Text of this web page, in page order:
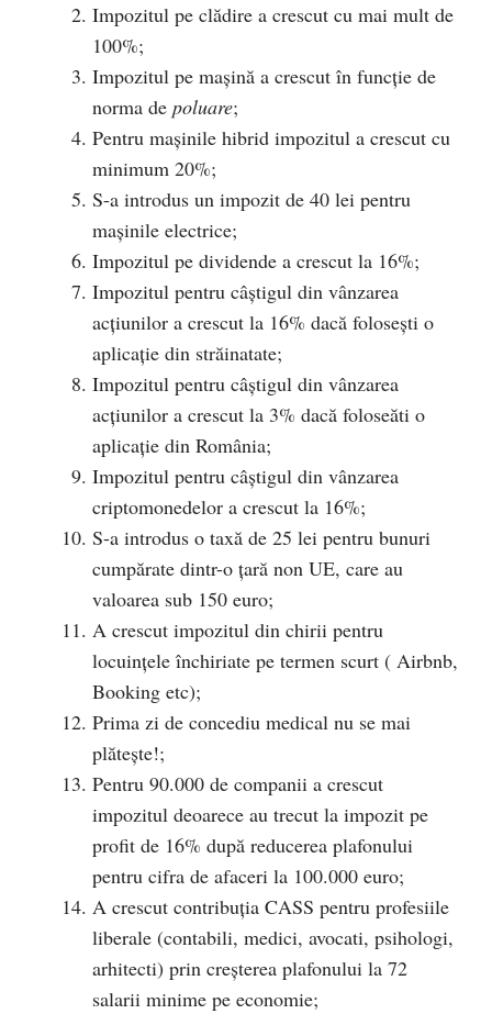
Impozitul pe clădire a crescut cu mai mult de
100%;
Impozitul pe mașină a crescut în funcție de
norma de poluare;
Pentru mașinile hibrid impozitul a crescut cu
minimum 20%;
S-a introdus un impozit de 40 lei pentru
mașinile electrice;
Impozitul pe dividende a crescut la 16%;
Impozitul pentru câștigul din vânzarea
acțiunilor a crescut la 16% dacă folosești o
aplicație din străinatate;
Impozitul pentru câștigul din vânzarea
acțiunilor a crescut la 3% dacă foloseăti o
aplicație din România;
Impozitul pentru câștigul din vânzarea
criptomonedelor a crescut la 16%;
S-a introdus o taxă de 25 lei pentru bunuri
cumpărate dintr-o țară non UE, care au
valoarea sub 150 euro;
A crescut impozitul din chirii pentru
locuințele închiriate pe termen scurt ( Airbnb,
Booking etc);
Prima zi de concediu medical nu se mai
plătește!;
Pentru 90.000 de companii a crescut
impozitul deoarece au trecut la impozit pe
profit de 16% după reducerea plafonului
pentru cifra de afaceri la 100.000 euro;
A crescut contribuția CASS pentru profesiile
liberale (contabili, medici, avocati, psihologi,
arhitecti) prin creșterea plafonului la 72
salarii minime pe economie;